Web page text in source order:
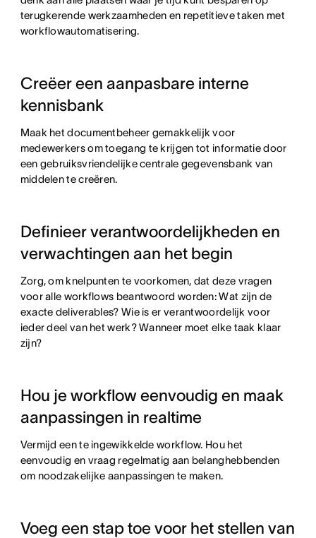
terugkerende werkzaamheden en repetitieve taken met
workflowautomatisering.
Creëer een aanpasbare interne
kennisbank
Maak het documentbeheer gemakkelijk voor
medewerkers om toegang te krijgen tot informatie door
een gebruiksvriendelijke centrale gegevensbank van
middelen te creëren.
Definieer verantwoordelijkheden en
verwachtingen aan het begin
Zorg, om knelpunten te voorkomen, dat deze vragen
voor alle workflows beantwoord worden: Wat zijn de
exacte deliverables? Wie is er verantwoordelijk voor
ieder deel van het werk? Wanneer moet elke taak klaar
zijn?
Hou je workflow eenvoudig en maak
aanpassingen in realtime
Vermijd een te ingewikkelde workflow. Hou het
eenvoudig en vraag regelmatig aan belanghebbenden
om noodzakelijke aanpassingen te maken.
Voeg een stap toe voor het stellen van